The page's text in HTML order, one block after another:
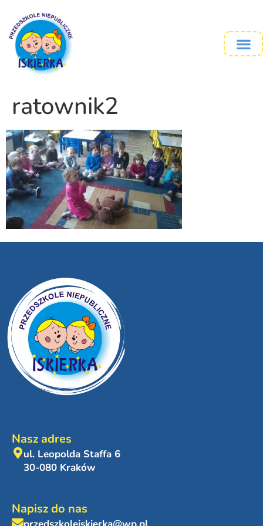
ratownik2
Nasz adres
ul. Leopolda Staffa 6
30-080 Kraków
Napisz do nas